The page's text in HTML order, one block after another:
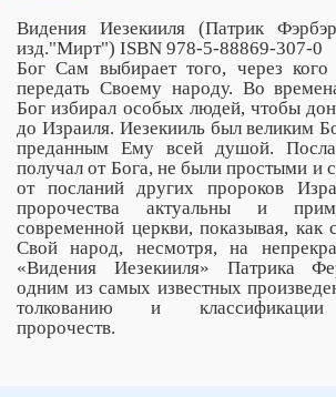
Видения Иезекииля (Патрик
изд."Мирт") ISBN 978-5-88869-307-0
Бог Сам выбирает того, через
передать Своему народу. Во
Бог избирал особых людей, чтобы
до Израиля. Иезекииль был великим
преданным Ему всей душой.
получал от Бога, не были простыми и
от посланий других пророков
пророчества актуальны и
современной церкви, показывая, как
Свой народ, несмотря, на
«Видения Иезекииля» Патрика
одним из самых известных
толкованию и классификации
пророчеств.